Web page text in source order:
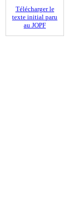
Télécharger le
texte initial paru
au JOPF